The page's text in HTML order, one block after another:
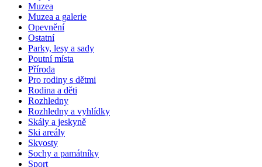
Muzea
Muzea a galerie
Opevnění
Ostatní
Parky, lesy a sady
Poutní místa
Příroda
Pro rodiny s dětmi
Rodina a děti
Rozhledny
Rozhledny a vyhlídky
Skály a jeskyně
Ski areály
Skvosty
Sochy a památníky
Sport